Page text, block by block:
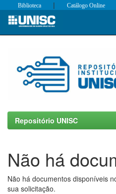
Skip
Biblioteca | Catálogo Online
Repositório UNISC
Não há
Não há documentos disponíveis
sua solicitação.